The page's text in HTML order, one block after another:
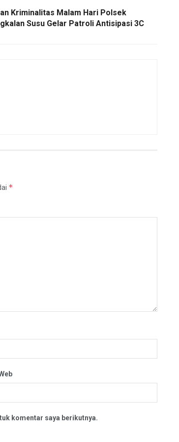
Kriminalitas Malam Hari Polsek
Susu Gelar Patroli Antisipasi 3C
*
komentar saya berikutnya.